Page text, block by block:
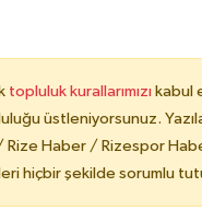
topluluk kurallarımızı kabul
üstleniyorsunuz.
Rize Haber / Rizespor
hiçbir şekilde sorumlu